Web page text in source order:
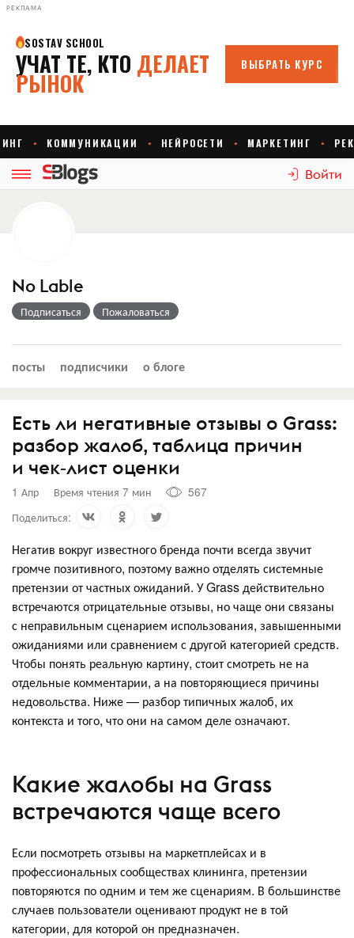
РЕКЛАМА
Войти
No Lable
Подписаться Пожаловаться
посты подписчики о блоге
Есть ли негативные отзывы о Grass:
разбор жалоб, таблица причин
и чек‑лист оценки
1 Апр Время чтения 7 мин
567
Поделиться:
Негатив вокруг известного бренда почти всегда звучит
громче позитивного, поэтому важно отделять системные
претензии от частных ожиданий. У Grass действительно
встречаются отрицательные отзывы, но чаще они связаны
с неправильным сценарием использования, завышенными
ожиданиями или сравнением с другой категорией средств.
Чтобы понять реальную картину, стоит смотреть не на
отдельные комментарии, а на повторяющиеся причины
недовольства. Ниже — разбор типичных жалоб, их
контекста и того, что они на самом деле означают.
Какие жалобы на Grass
встречаются чаще всего
Если посмотреть отзывы на маркетплейсах и в
профессиональных сообществах клининга, претензии
повторяются по одним и тем же сценариям. В большинстве
случаев пользователи оценивают продукт не в той
категории, для которой он предназначен.